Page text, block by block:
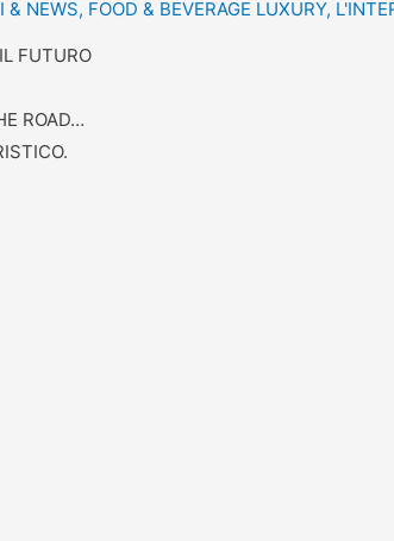
& NEWS, FOOD & BEVERAGE LUXURY,
FUTURO
ROAD…